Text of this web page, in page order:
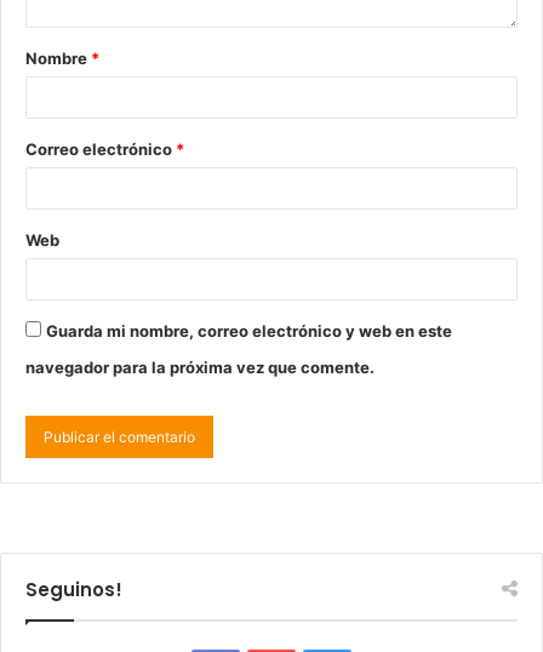
Nombre *
Correo electrónico *
Web
Guarda mi nombre, correo electrónico y web en este
navegador para la próxima vez que comente.
Seguinos!